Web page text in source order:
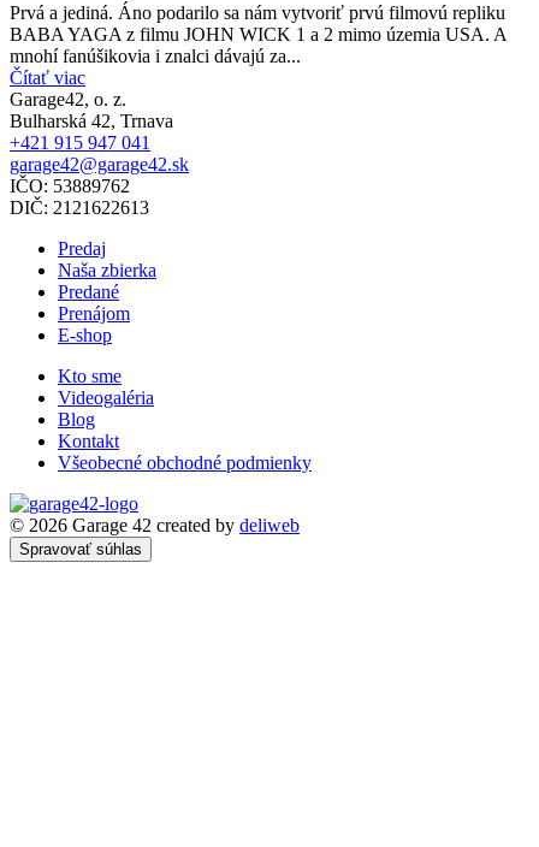
Prvá a jediná. Áno podarilo sa nám vytvoriť prvú filmovú repliku
BABA YAGA z filmu JOHN WICK 1 a 2 mimo územia USA. A
mnohí fanúšikovia i znalci dávajú za...
Čítať viac
Garage42, o. z.
Bulharská 42, Trnava
+421 915 947 041
garage42@garage42.sk
IČO: 53889762
DIČ: 2121622613
Predaj
Naša zbierka
Predané
Prenájom
E-shop
Kto sme
Videogaléria
Blog
Kontakt
Všeobecné obchodné podmienky
© 2026 Garage 42 created by deliweb
Spravovať súhlas